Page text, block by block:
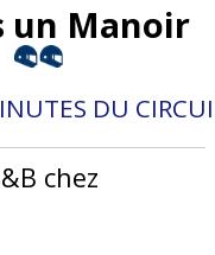
un Manoir
DU
chez